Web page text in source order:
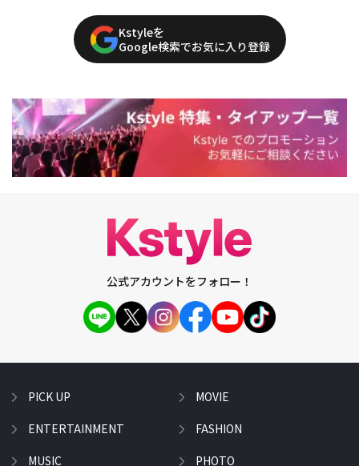
Kstyleを
Google検索でお気に入り登録
公式アカウントをフォロー！
PICK UP
ENTERTAINMENT
MUSIC
MOVIE
FASHION
PHOTO